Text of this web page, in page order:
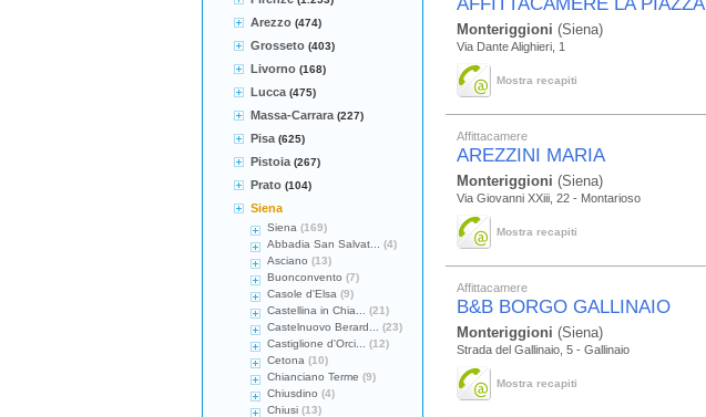
Monteriggioni (Siena)
Via Dante Alighieri, 1
Mostra recapiti
Affittacamere
AREZZINI MARIA
Monteriggioni (Siena)
Via Giovanni XXiii, 22 - Montarioso
Mostra recapiti
Affittacamere
B&B BORGO GALLINAIO
Monteriggioni (Siena)
Strada del Gallinaio, 5 - Gallinaio
Mostra recapiti
Arezzo (474)
Grosseto (403)
Livorno (168)
Lucca (475)
Massa-Carrara (227)
Pisa (625)
Pistoia (267)
Prato (104)
Siena
Siena (169)
Abbadia San Salvat...
(4)
Asciano (13)
Buonconvento (7)
Casole d'Elsa (9)
Castellina in Chia...
(21)
Castelnuovo Berard...
(23)
Castiglione d'Orci...
(12)
Cetona (10)
Chianciano Terme (9)
Chiusdino (4)
Chiusi (13)